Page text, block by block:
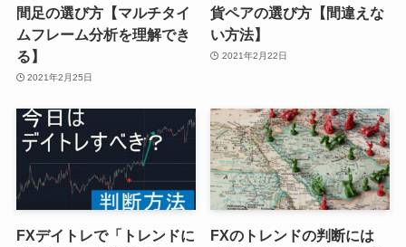
間足の選び方【マルチタイ
ムフレーム分析を理解でき
る】
2021年2月25日
貨ペアの選び方【間違えな
い方法】
2021年2月22日
FXデイトレで「トレンドに
FXのトレンドの判断には